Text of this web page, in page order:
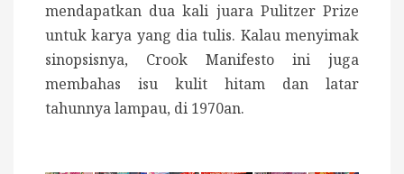
mendapatkan dua kali juara Pulitzer Prize
untuk karya yang dia tulis. Kalau menyimak
sinopsisnya, Crook Manifesto ini juga
membahas isu kulit hitam dan latar
tahunnya lampau, di 1970an.